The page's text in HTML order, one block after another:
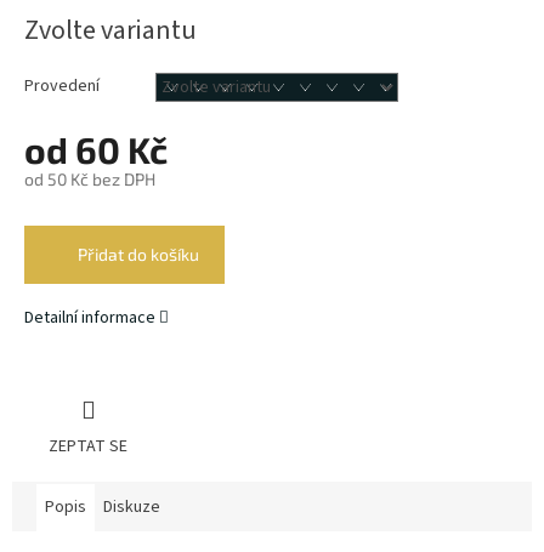
od 60 Kč
od 50 Kč bez DPH
Zvolte variantu
Provedení
Přidat do košíku
Detailní informace
ZEPTAT SE
Popis Diskuze